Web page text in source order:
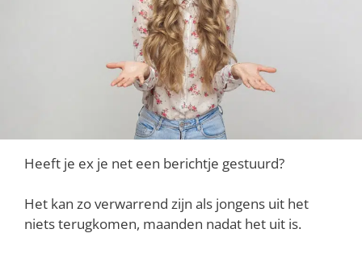
Heeft je ex je net een berichtje gestuurd?
Het kan zo verwarrend zijn als jongens uit het
niets terugkomen, maanden nadat het uit is.